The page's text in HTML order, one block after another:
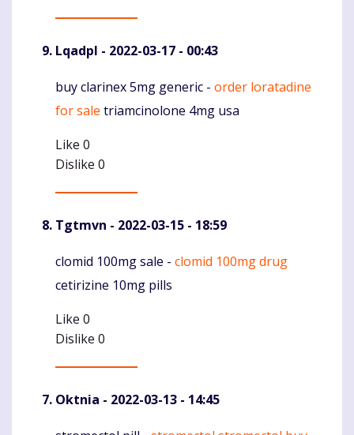
Lqadpl - 2022-03-17 - 00:43
Komentaras
buy clarinex 5mg generic - order loratadine
for sale triamcinolone 4mg usa
Like 0
Dislike 0
Tgtmvn - 2022-03-15 - 18:59
Komentaras
clomid 100mg sale - clomid 100mg drug
cetirizine 10mg pills
Like 0
Dislike 0
Oktnia - 2022-03-13 - 14:45